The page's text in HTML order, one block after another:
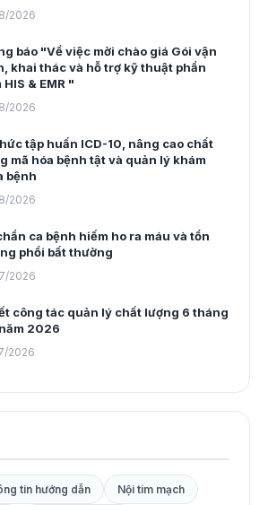
2026
báo "Về việc mời chào giá Gói vận
khai thác và hỗ trợ kỹ thuật phần
HIS & EMR "
2026
tập huấn ICD-10, nâng cao chất
mã hóa bệnh tật và quản lý khám
bệnh
2026
ca bệnh hiếm ho ra máu và tổn
phổi bất thường
2026
công tác quản lý chất lượng 6 tháng
2026
2026
tin hướng dẫn Nội tim mạch